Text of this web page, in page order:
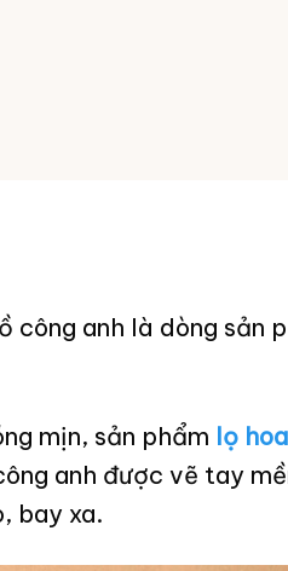
công anh là dòng sản
mịn, sản phẩm lọ
anh được vẽ tay
bay xa.